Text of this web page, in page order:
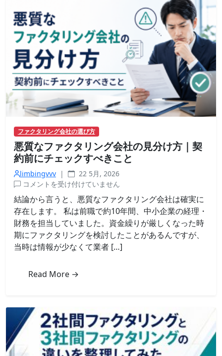
き
に
で
き
る
3
つ
の
対
策
は
ファクタリング会社の選び方
悪質なファクタリング会社の見分け方｜契
約前にチェックすべきこと
limbingvvv |
22 5月, 2026
悪
質
な
フ
ァ
ク
タ
グ
の
見
分
方
コメントを受け付けていません
結論から言うと、悪質なファクタリング会社は確実に
存在します。 私は前職で約10年間、中小企業の経理・
財務を担当していました。資金繰りが厳しくなった時
期にファクタリングを検討したことがあるんですが、
当時は情報が少なくて業者 […]
Read More →